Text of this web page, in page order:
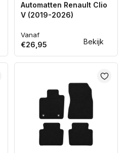
Bekijk
Automatten Renault Clio
V (2019-2026)
Normale
prijs
Vanaf
€26,95